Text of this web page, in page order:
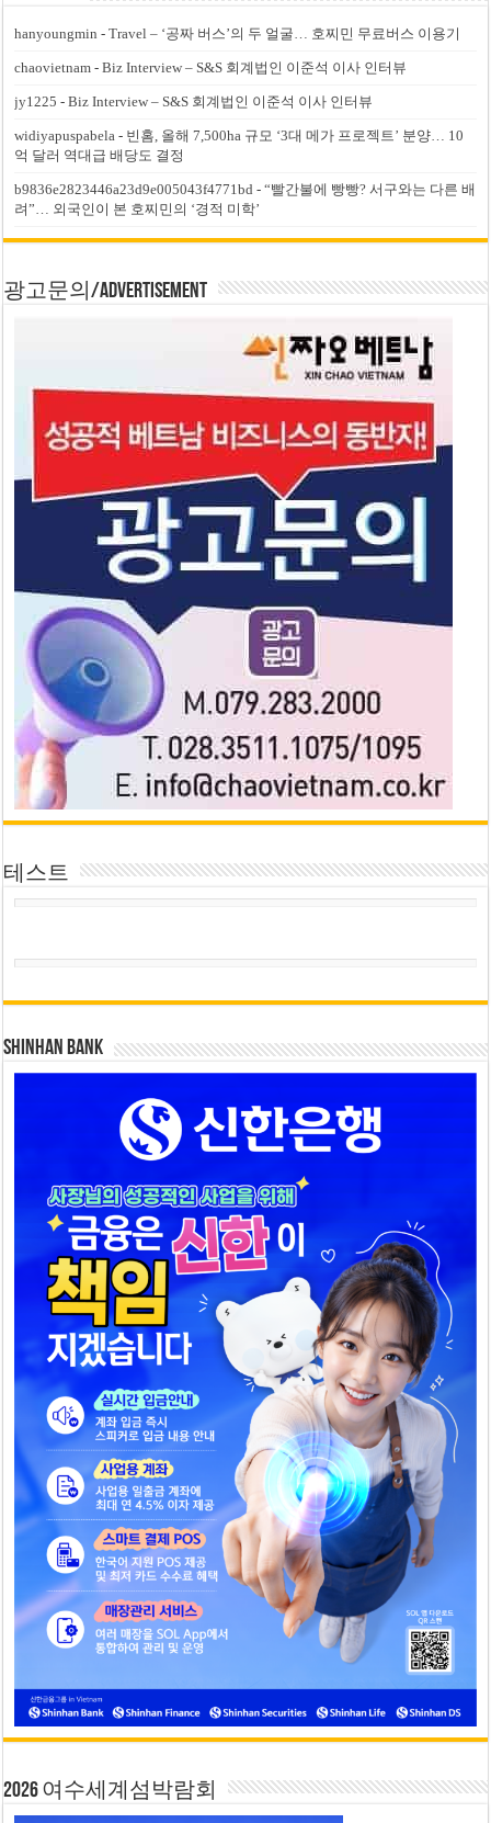
hanyoungmin -Travel – ‘공짜 버스’의 두 얼굴… 호찌민 무료버스 이용기
chaovietnam -Biz Interview – S&S 회계법인 이준석 이사 인터뷰
jy1225 -Biz Interview – S&S 회계법인 이준석 이사 인터뷰
widiyapuspabela - 빈홈, 올해 7,500ha 규모 ‘3대 메가 프로젝트’ 분양… 10
억 달러 역대급 배당도 결정
b9836e2823446a23d9e005043f4771bd -“빨간불에 빵빵? 서구와는 다른 배
려”… 외국인이 본 호찌민의 ‘경적 미학’
광고문의/Advertisement
테스트
SHINHAN BANK
2026 여수세계섬박람회